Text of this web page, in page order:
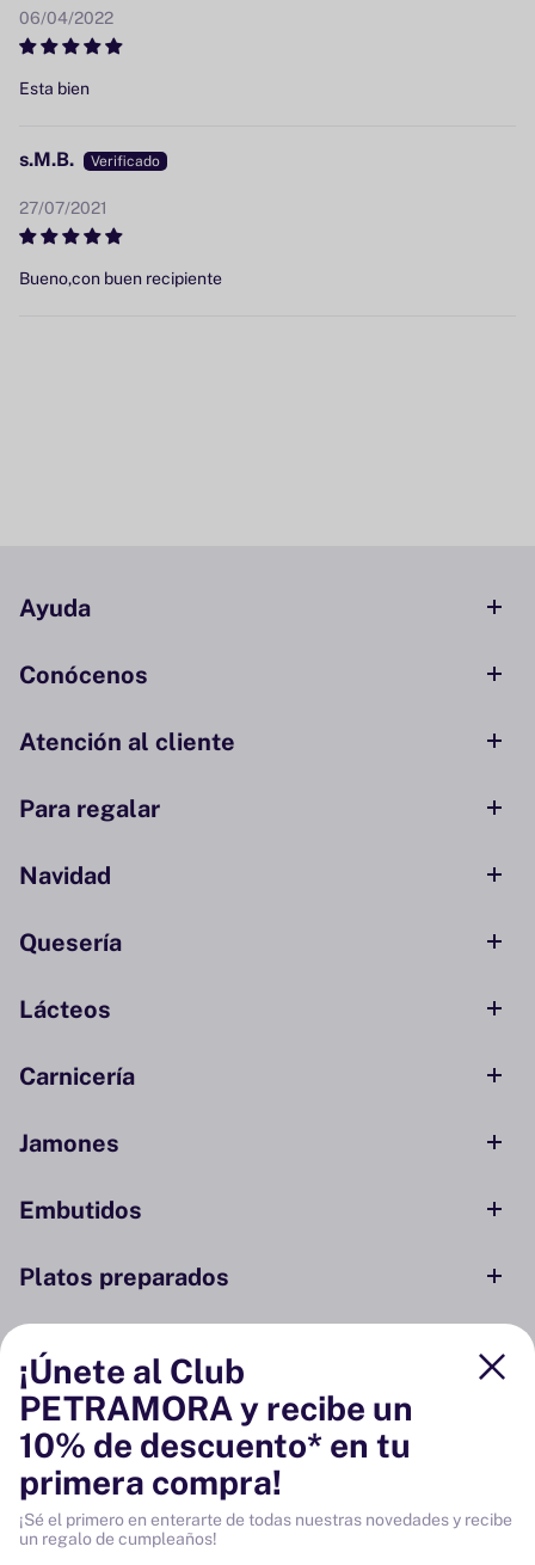
06/04/2022
Esta bien
27/07/2021
s.M.B.
Bueno,con buen recipiente
Ayuda
Conócenos
Atención al cliente
Para regalar
Navidad
Quesería
Lácteos
Carnicería
Jamones
Embutidos
Platos preparados
Conservas y ahumados
Despensa
Bodega
Vinos
¡Únete al Club
PETRAMORA y recibe un
10% de descuento* en tu
primera compra!
¡Sé el primero en enterarte de todas nuestras novedades y recibe
un regalo de cumpleaños!